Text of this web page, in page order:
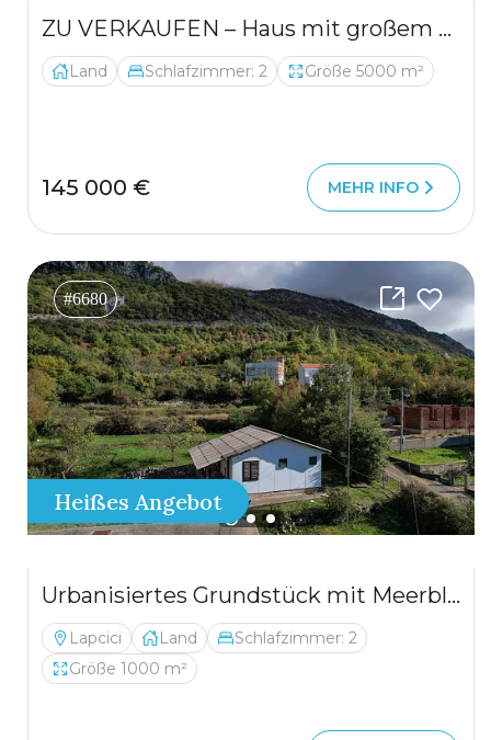
ZU VERKAUFEN – Haus mit großem Grundstück und Obstgarten, Nähe Danilovgrad
Land Schlafzimmer: 2 Größe 5000 m²
145 000 € MEHR INFO
#6680
Heißes Angebot
Urbanisiertes Grundstück mit Meerblick und eigener Wasserquelle – Lapčići, 1.000 m²
Lapcici Land
Schlafzimmer: 2
Größe 1000 m²